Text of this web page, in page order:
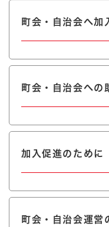
町会・自治会へ加
町会・自治会への
加入促進のために
町会・自治会運営